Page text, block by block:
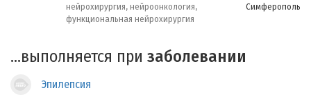
нейрохирургия, нейроонкология,
функциональная нейрохирургия
Симферополь
...выполняется при заболевании
Эпилепсия